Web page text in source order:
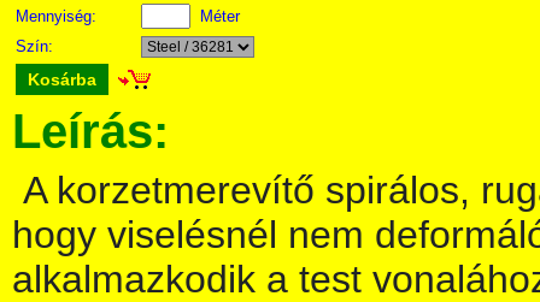
Mennyiség:
Méter
Szín:
Kosárba
Leírás:
A korzetmerevítő spirálos,
hogy viselésnél nem
alkalmazkodik a test